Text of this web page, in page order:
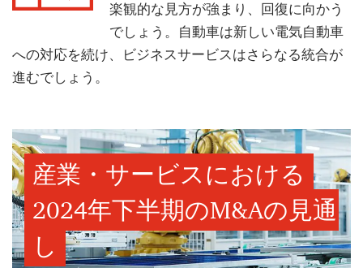
楽観的な見方が強まり、回復に向かう
でしょう。自動車は新しい電気自動車
への対応を続け、ビジネスサービスはさらなる統合が
進むでしょう。
産業・サービスにおける
2024年下半期のM&Aの見通
し